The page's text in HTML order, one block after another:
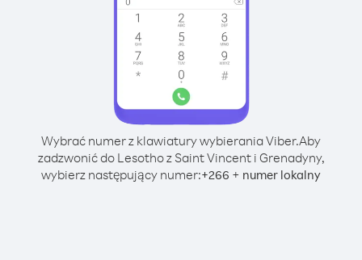
Wybrać numer z klawiatury wybierania Viber.Aby
zadzwonić do Lesotho z Saint Vincent i Grenadyny,
wybierz następujący numer:+266 + numer lokalny